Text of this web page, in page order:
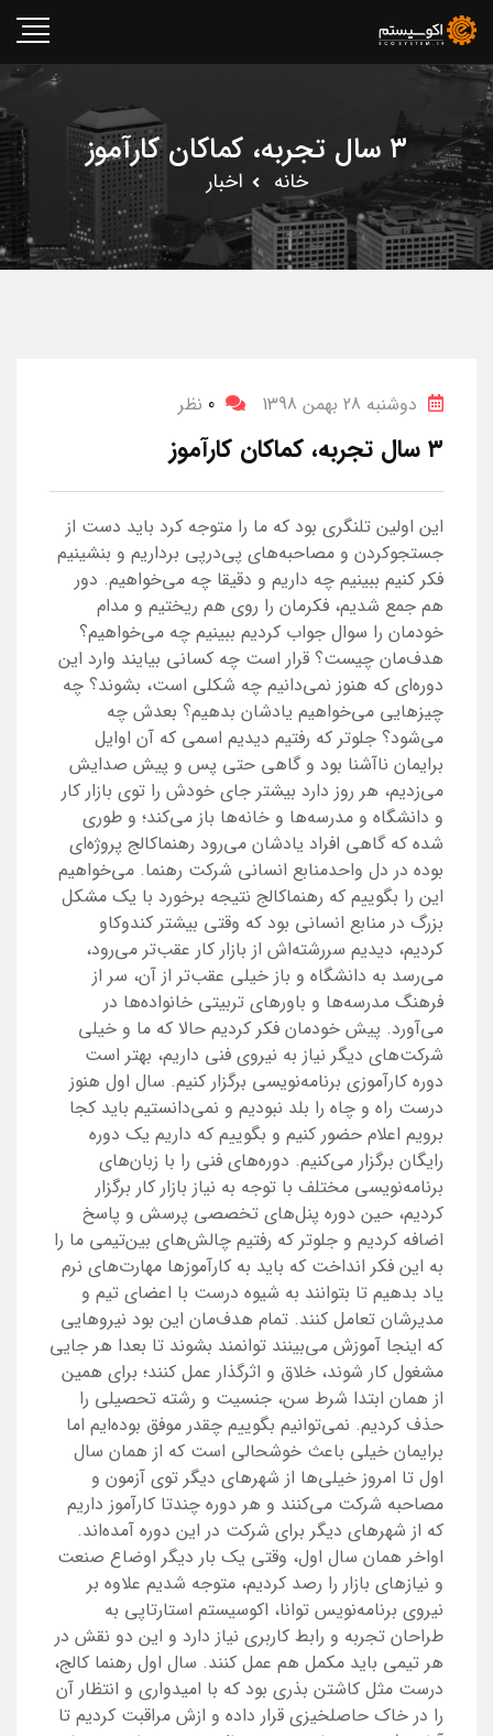
۳ سال تجربه، کماکان کارآموز
خانه اخبار
دوشنبه 28 بهمن 1398 0 نظر
۳ سال تجربه، کماکان کارآموز
این اولین تلنگری بود که ما را متوجه کرد باید دست از
جستجو‌کردن و مصاحبه‌‌های پی‌در‌پی برداریم و بنشینیم
فکر کنیم ببینیم چه داریم و دقیقا چه می‌خواهیم. دور
هم جمع شدیم، فکرمان را روی هم ریختیم و مدام
خودمان را سوال جواب کردیم ببینیم چه می‌خواهیم؟
هدف‌مان چیست؟ قرار است چه کسانی بیایند وارد این
دوره‌ای که هنوز نمی‌دانیم چه شکلی است، بشوند؟ چه
چیزهایی می‌خواهیم یادشان بدهیم؟ بعدش چه
می‌شود؟ جلوتر که رفتیم دیدیم اسمی که آن اوایل
برایمان ناآشنا بود و گاهی حتی پس و پیش صدایش
می‌زدیم، هر روز دارد بیشتر جای خودش را توی بازار کار
و دانشگاه و مدرسه‌ها و خانه‌ها باز می‌کند؛ و طوری
شده که گاهی افراد یادشان می‌رود رهنماکالج پروژه‌ای
بوده در دل واحدمنابع انسانی شرکت رهنما. می‌خواهیم
این را بگوییم که رهنماکالج نتیجه‌‌ برخورد با یک مشکل
بزرگ در منابع انسانی بود که وقتی بیشتر کند‌و‌کاو
کردیم، دیدیم سر‌رشته‌اش از بازار کار عقب‌تر می‌رود،
می‌رسد به دانشگاه و باز خیلی عقب‌تر از آن، سر از
فرهنگ مدرسه‌ها و باورهای تربیتی خانواده‌ها در
می‌آورد. پیش خودمان فکر کردیم حالا که ما و خیلی
شرکت‌های دیگر نیاز به نیروی فنی داریم، بهتر است
دوره‌‌ کارآموزی برنامه‌نویسی برگزار کنیم. سال اول هنوز
درست راه و چاه را بلد نبودیم و نمی‌دانستیم باید کجا
برویم اعلام حضور کنیم و بگوییم که داریم یک دور‌ه‌‌
رایگان برگزار می‌کنیم. دوره‌های فنی را با زبان‌های
برنامه‌نویسی مختلف با توجه به نیاز بازار کار برگزار
کردیم، حین دوره پنل‌های تخصصی پرسش و پاسخ
اضافه کردیم و جلوتر که رفتیم چالش‌های بین‌تیمی ما را
به این فکر انداخت که باید به کارآموزها مهارت‌های نرم
یاد بدهیم تا بتوانند به شیوه‌‌ درست با اعضای تیم و
مدیرشان تعامل کنند. تمام هدف‌مان این بود نیروهایی
که اینجا آموزش می‌بینند توانمند بشوند تا بعدا هر جایی
مشغول کار شوند، خلاق و اثرگذار عمل کنند؛ برای همین
از همان ابتدا شرط سن، جنسیت و رشته‌‌ تحصیلی را
حذف کردیم. نمی‌توانیم بگوییم چقدر موفق بوده‌ایم اما
برایمان خیلی باعث خوشحالی است که از همان سال
اول تا امروز خیلی‌ها از شهرهای دیگر توی آزمون و
مصاحبه شرکت می‌کنند و هر دوره چندتا کارآموز داریم
که از شهرهای دیگر برای شرکت در این دوره آمده‌اند.
اواخر همان سال اول، وقتی یک بار دیگر اوضاع صنعت
و نیازهای بازار را رصد کردیم، متوجه شدیم علاوه بر
نیروی برنامه‌نویس توانا، اکوسیستم استارتاپی به
طراحان تجربه و رابط کاربری نیاز دارد و این دو نقش در
هر تیمی باید مکمل هم عمل کنند. سال اول رهنما کالج،
درست مثل کاشتن بذری بود که با امیدواری و انتظار آن
را در خاک حاصلخیزی قرار داده و ازش مراقبت کردیم تا